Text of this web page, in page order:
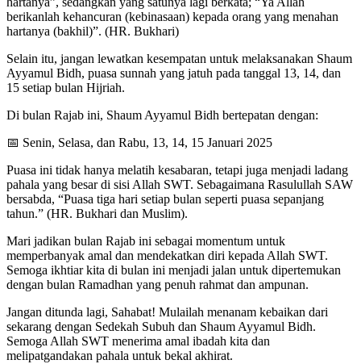
berikanlah kehancuran (kebinasaan) kepada orang yang menahan
hartanya (bakhil)”. (HR. Bukhari)
Selain itu, jangan lewatkan kesempatan untuk melaksanakan Shaum
Ayyamul Bidh, puasa sunnah yang jatuh pada tanggal 13, 14, dan
15 setiap bulan Hijriah.
Di bulan Rajab ini, Shaum Ayyamul Bidh bertepatan dengan:
📅 Senin, Selasa, dan Rabu, 13, 14, 15 Januari 2025
Puasa ini tidak hanya melatih kesabaran, tetapi juga menjadi ladang
pahala yang besar di sisi Allah SWT. Sebagaimana Rasulullah SAW
bersabda, “Puasa tiga hari setiap bulan seperti puasa sepanjang
tahun.” (HR. Bukhari dan Muslim).
Mari jadikan bulan Rajab ini sebagai momentum untuk
memperbanyak amal dan mendekatkan diri kepada Allah SWT.
Semoga ikhtiar kita di bulan ini menjadi jalan untuk dipertemukan
dengan bulan Ramadhan yang penuh rahmat dan ampunan.
Jangan ditunda lagi, Sahabat! Mulailah menanam kebaikan dari
sekarang dengan Sedekah Subuh dan Shaum Ayyamul Bidh.
Semoga Allah SWT menerima amal ibadah kita dan
melipatgandakan pahala untuk bekal akhirat.